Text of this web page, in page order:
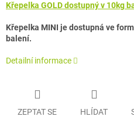
Křepelka GOLD dostupný v 10kg
Křepelka MINI je dostupná ve
balení.
Detailní informace
ZEPTAT SE HLÍDAT